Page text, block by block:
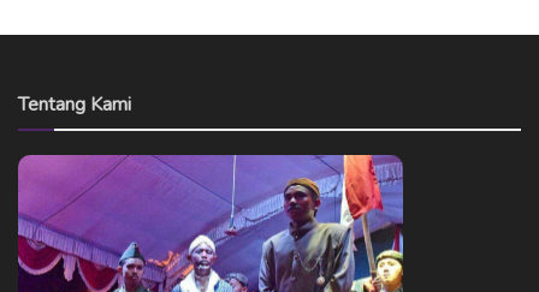
Tentang Kami